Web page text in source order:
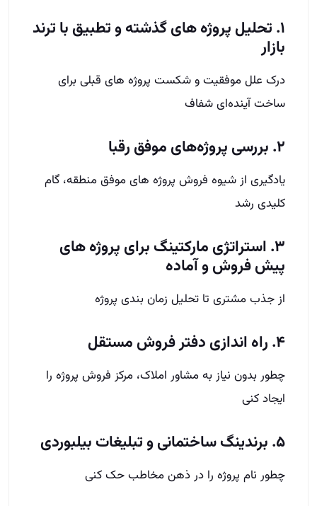
۱. تحلیل پروژه‌ های گذشته و تطبیق با ترند
بازار
درک علل موفقیت و شکست پروژه‌ های قبلی برای
ساخت آینده‌ای شفاف
۲. بررسی پروژه‌های موفق رقبا
یادگیری از شیوه فروش پروژه‌ های موفق منطقه، گام
کلیدی رشد
۳. استراتژی مارکتینگ برای پروژه‌ های
پیش‌ فروش و آماده
از جذب مشتری تا تحلیل زمان‌ بندی پروژه
۴. راه‌ اندازی دفتر فروش مستقل
چطور بدون نیاز به مشاور املاک، مرکز فروش پروژه را
ایجاد کنی
۵. برندینگ ساختمانی و تبلیغات بیلبوردی
چطور نام پروژه را در ذهن مخاطب حک کنی